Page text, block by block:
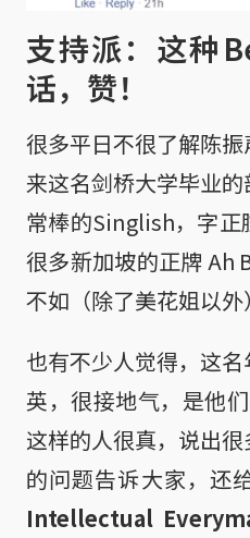
支持派：这种
话，赞！
很多平日不很了解陈
来这名剑桥大学毕业
常棒的Singlish，字正
很多新加坡的正牌 Ah
不如（除了美花姐以外
也有不少人觉得，这
英，很接地气，是他
这样的人很真，说出
的问题告诉大家，还
Intellectual